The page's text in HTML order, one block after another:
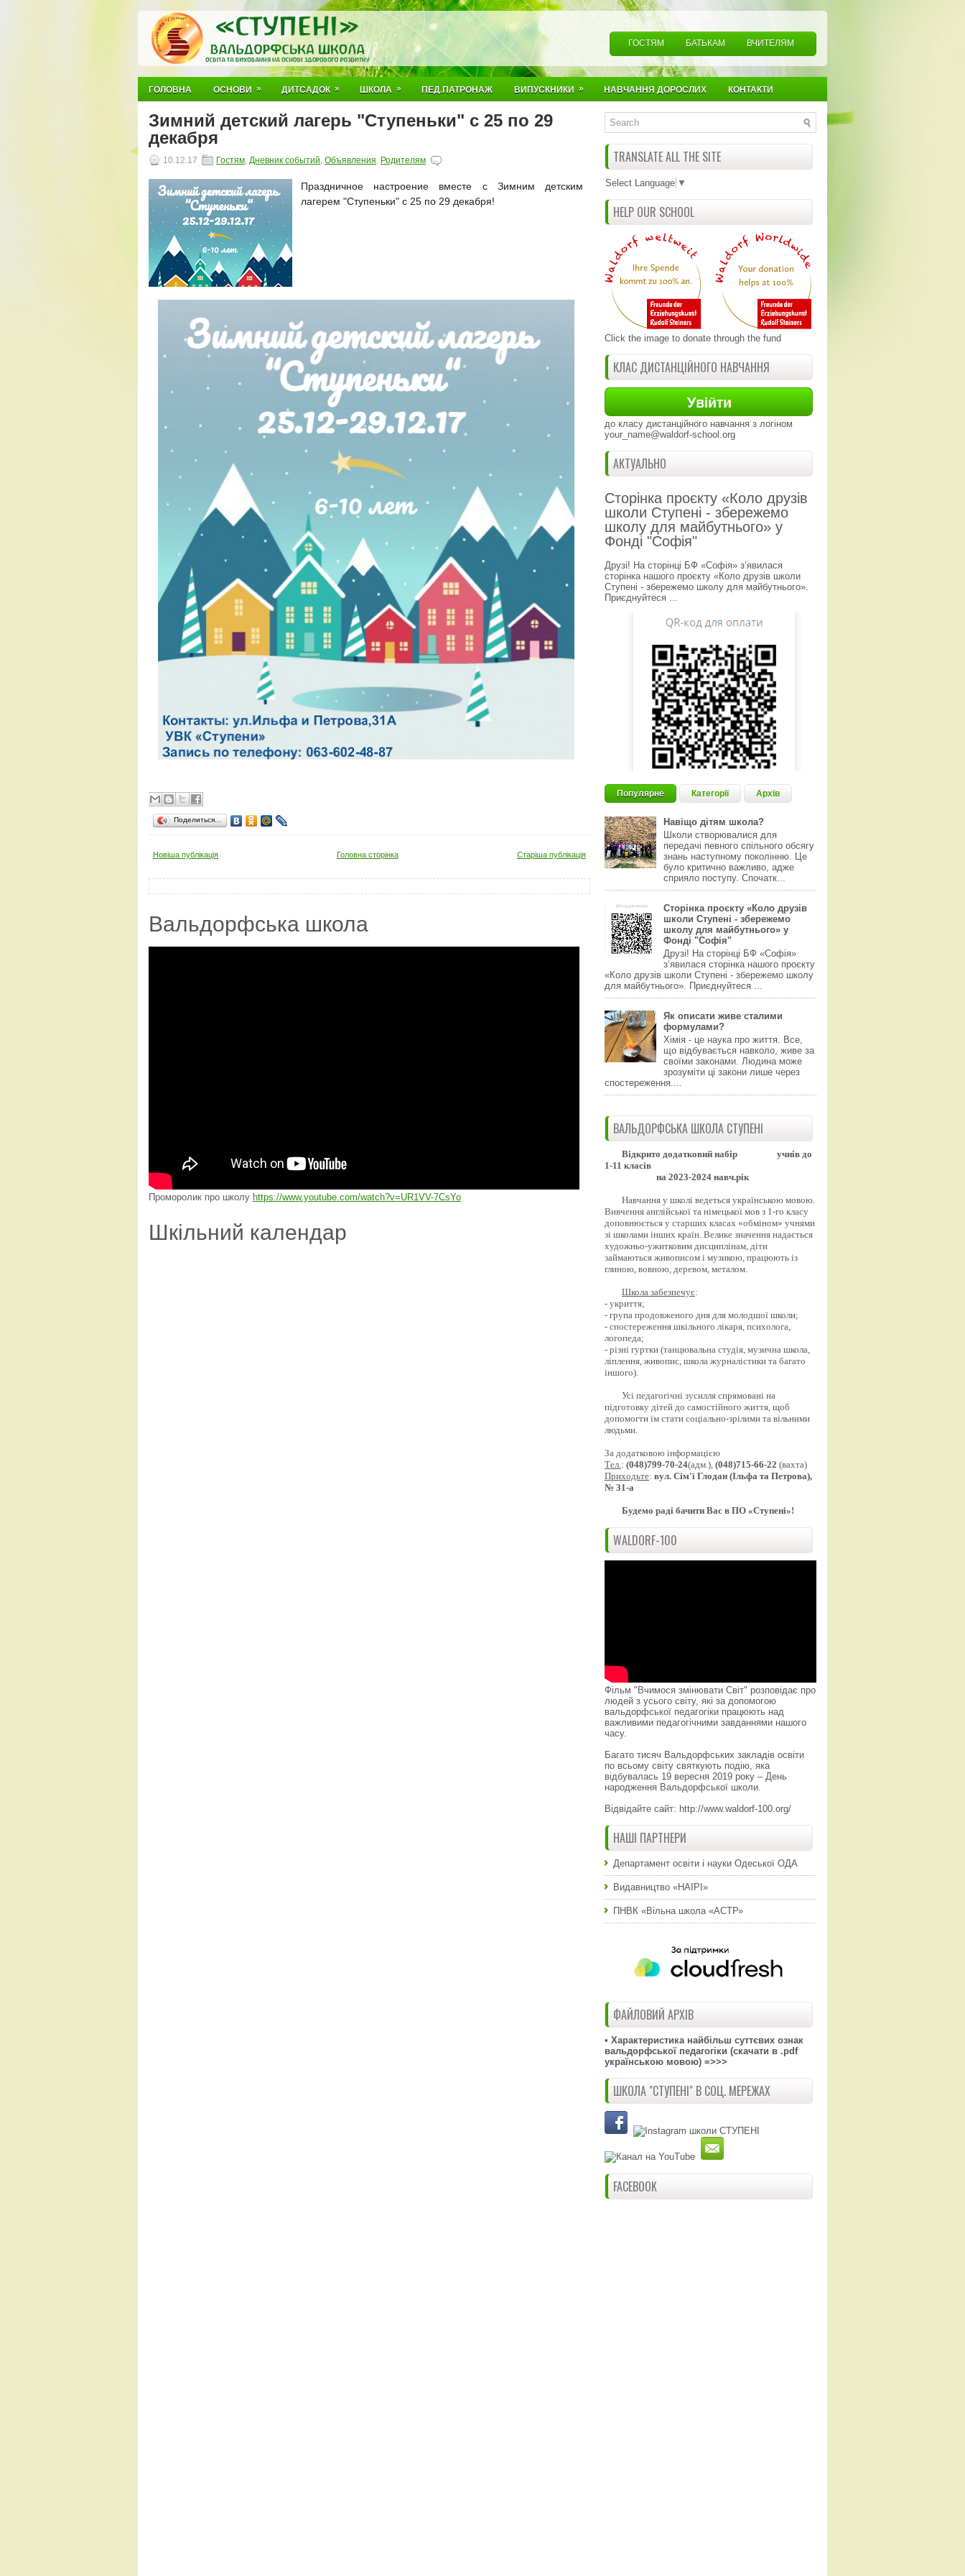
ГОСТЯМ БАТЬКАМ ВЧИТЕЛЯМ
ГОЛОВНА ОСНОВИ » ДИТСАДОК » ШКОЛА » ПЕД.ПАТРОНАЖ ВИПУСКНИКИ » НАВЧАННЯ ДОРОСЛИХ КОНТАКТИ
Зимний детский лагерь "Ступеньки" с 25 по 29
декабря
10.12.17 Гостям, Дневник событий, Объявления, Родителям
Праздничное настроение вместе с Зимним детским
лагерем "Ступеньки" с 25 по 29 декабря!
Поделиться…
Новіша публікація Старіша публікація
Головна сторінка
Вальдорфська школа
Проморолик про школу https://www.youtube.com/watch?v=UR1VV-7CsYo
Шкільний календар
TRANSLATE ALL THE SITE
Select Language ▼
HELP OUR SCHOOL
Click the image to donate through the fund
КЛАС ДИСТАНЦІЙНОГО НАВЧАННЯ
до класу дистанційного навчання з логіном
your_name@waldorf-school.org
АКТУАЛЬНО
Сторінка проєкту «Коло друзів
школи Ступені - збережемо
школу для майбутнього» у
Фонді "Софія"
Друзі! На сторінці БФ «Софія» з‘явилася
сторінка нашого проєкту «Коло друзів школи
Ступені - збережемо школу для майбутнього».
Приєднуйтеся ...
Популярне Категорії Архів
Навіщо дітям школа?
Школи створювалися для
передачі певного спільного обсягу
знань наступному поколінню. Це
було критично важливо, адже
сприяло поступу. Спочатк...
Сторінка проєкту «Коло друзів
школи Ступені - збережемо
школу для майбутнього» у
Фонді "Софія"
Друзі! На сторінці БФ «Софія»
з‘явилася сторінка нашого проєкту
«Коло друзів школи Ступені - збережемо школу
для майбутнього». Приєднуйтеся ...
Як описати живе сталими
формулами?
Хімія - це наука про життя. Все,
що відбувається навколо, живе за
своїми законами. Людина може
зрозуміти ці закони лише через
спостереження....
ВАЛЬДОРФСЬКА ШКОЛА СТУПЕНІ
Відкрито додатковий набір
учнів до
1-11 класів
на 2023-2024 навч.рік
Навчання у школі ведеться українською мовою.
Вивчення англійської та німецької мов з 1-го класу
доповнюється у старших класах «обміном» учнями
зі школами інших країн. Велике значення надається
художньо-ужитковим дисциплінам, діти
займаються живописом і музикою, працюють із
глиною, вовною, деревом, металом.
Школа забезпечує:
- укриття;
- група продовженого дня для молодшої школи;
- спостереження шкільного лікаря, психолога,
логопеда;
- різні гуртки (танцювальна студія, музична школа,
ліплення, живопис, школа журналістики та багато
іншого).
Усі педагогічні зусилля спрямовані на
підготовку дітей до самостійного життя, щоб
допомогти їм стати соціально-зрілими та вільними
людьми.
За додатковою інформацією
Тел. : (048)799-70-24(адм.), (048)715-66-22 (вахта)
Приходьте: вул. Сім'ї Глодан (Ільфа та Петрова),
№ 31-а
Будемо раді бачити Вас в ПО «Ступені»!
WALDORF-100
Фільм "Вчимося змінювати Світ" розповідає про
людей з усього світу, які за допомогою
вальдорфської педагогіки працюють над
важливими педагогічними завданнями нашого
часу.
Багато тисяч Вальдорфських закладів освіти
по всьому світу святкують подію, яка
відбувалась 19 вересня 2019 року – День
народження Вальдорфської школи.
Відвідайте сайт: http://www.waldorf-100.org/
НАШІ ПАРТНЕРИ
Департамент освіти і науки Одеської ОДА
Видавництво «НАІРІ»
ПНВК «Вільна школа «АСТР»
ФАЙЛОВИЙ АРХІВ
• Характеристика найбільш суттєвих ознак
вальдорфської педагогіки (скачати в .pdf
українською мовою) =>>>
ШКОЛА "СТУПЕНІ" В СОЦ. МЕРЕЖАХ
FACEBOOK